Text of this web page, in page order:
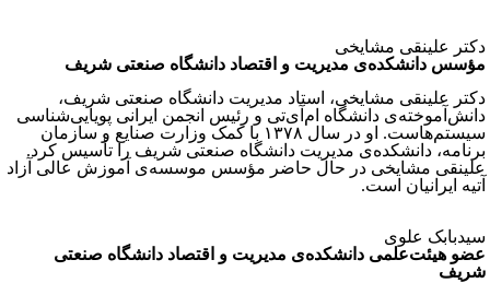
دکتر علینقی مشایخی
مؤسس دانشکده‌ی مدیریت و اقتصاد دانشگاه صنعتی شریف
دکتر علینقی مشایخی، استاد مدیریت دانشگاه صنعتی شریف،
دانش‌آموخته‌ی دانشگاه ام‌آی‌تی و رئیس انجمن ایرانی پویایی‌شناسی
سیستم‌هاست. او در سال ۱۳۷۸ با کمک وزارت صنایع و سازمان
برنامه، دانشکده‌ی مدیریت دانشگاه صنعتی شریف را تأسیس کرد.
علینقی مشایخی در حال حاضر مؤسس موسسه‌ی آموزش عالی آزاد
آتیه ایرانیان است.
سیدبابک علوی
عضو هیئت‌علمی دانشکده‌ی مدیریت و اقتصاد دانشگاه صنعتی
شریف